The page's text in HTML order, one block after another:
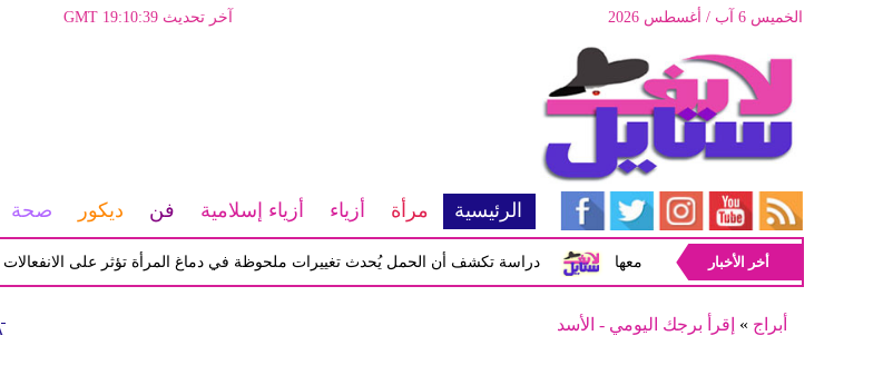
آخر تحديث GMT 19:10:39 الخميس 6 آب / أغسطس 2026
الرئيسية مرأة أزياء أزياء إسلامية فن ديكور صحة
دراسة تكشف أن الحمل يُحدث تغييرات ملحوظة في دماغ المرأة تؤثر على الانفعالات من الزواج وكيفية التعامل معها
أخر الأخبار
أبراج » إقرأ برجك اليومي - الأسد